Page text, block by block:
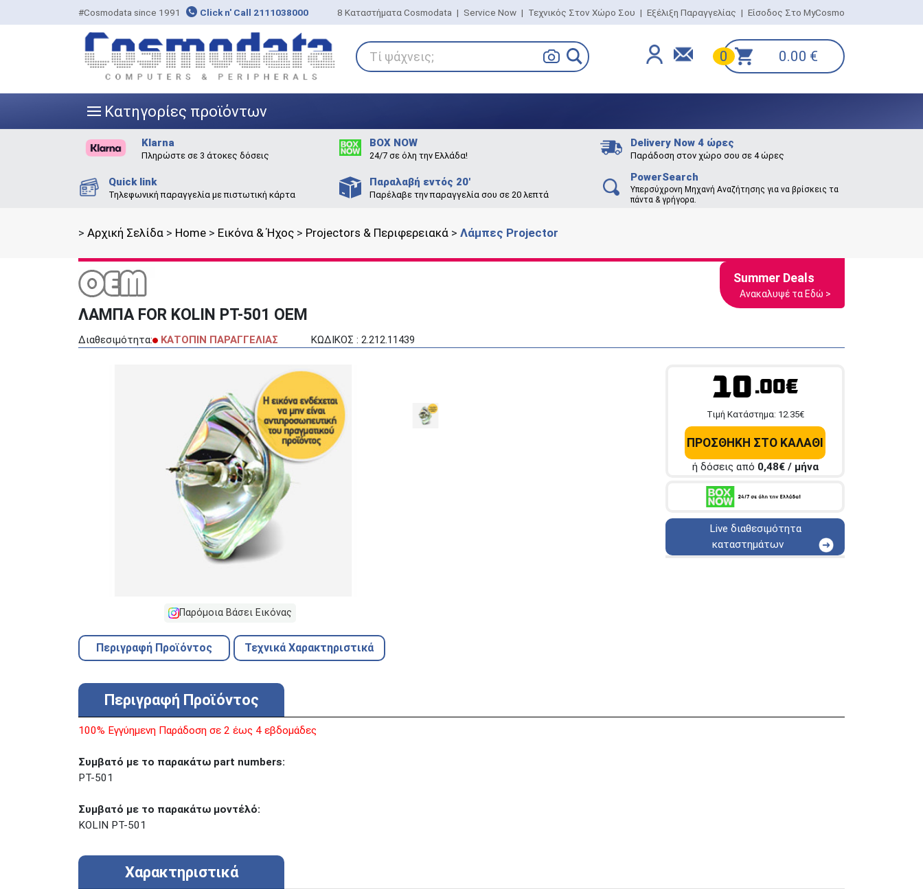
#Cosmodata since 1991 Click n' Call 2111038000 8 Καταστήματα Cosmodata | Service Now | Τεχνικός Στον Χώρο Σου | Εξέλιξη Παραγγελίας | Είσοδος Στο MyCosmo
Τί ψάχνεις; 0 0.00 €
||| Κατηγορίες προϊόντων
Klarna
Πληρώστε σε 3 άτοκες δόσεις
BOX NOW
24/7 σε όλη την Ελλάδα!
Delivery Now 4 ώρες
Παράδοση στον χώρο σου σε 4 ώρες
Quick link
Τηλεφωνική παραγγελία με πιστωτική κάρτα
Παραλαβή εντός 20'
Παρέλαβε την παραγγελία σου σε 20 λεπτά
PowerSearch
Υπερσύχρονη Μηχανή Αναζήτησης για να βρίσκεις τα
πάντα & γρήγορα.
> Αρχική Σελίδα > Home > Εικόνα & Ήχος > Projectors & Περιφερειακά > Λάμπες Projector
Summer Deals
Ανακαλυψέ τα Εδώ >
ΛΑΜΠΑ FOR KOLIN PT-501 OEM
Διαθεσιμότητα: ΚΑΤΟΠΙΝ ΠΑΡΑΓΓΕΛΙΑΣ ΚΩΔΙΚΟΣ : 2.212.11439
Παρόμοια Βάσει Εικόνας
Περιγραφή Προϊόντος Τεχνικά Χαρακτηριστικά
10.00€
Tιμή Κατάστημα: 12.35€
ΠΡΟΣΘΗΚΗ ΣΤΟ ΚΑΛΑΘΙ
ή δόσεις από 0,48€ / μήνα
Live διαθεσιμότητα
καταστημάτων
ΚΕΝΤΡΙΚΕΣ ΑΠΟΘΗΚΕΣ
Περιγραφή Προϊόντος
100% Εγγύημενη Παράδοση σε 2 έως 4 εβδομάδες
Συμβατό με τo παρακάτω part numbers:
PT-501
Συμβατό με το παρακάτω μοντέλό:
KOLIN PT-501
Χαρακτηριστικά